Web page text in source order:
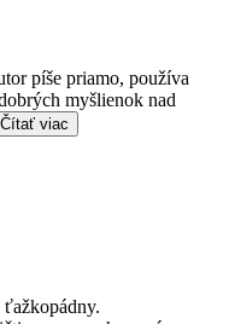
píše priamo, používa
myšlienok nad
Čítať viac